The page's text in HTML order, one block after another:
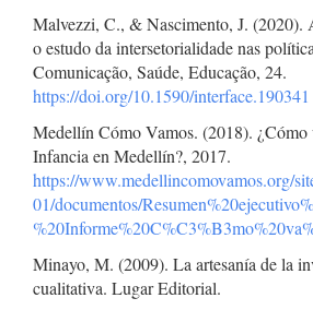
Malvezzi, C., & Nascimento, J. (2020).
o estudo da intersetorialidade nas
Comunicação, Saúde, Educação, 24.
https://doi.org/10.1590/interface.190341
Medellín Cómo Vamos. (2018). ¿Cómo
Infancia en Medellín?, 2017.
https://www.medellincomovamos.org/
01/documentos/
Minayo, M. (2009). La artesanía de la
cualitativa. Lugar Editorial.